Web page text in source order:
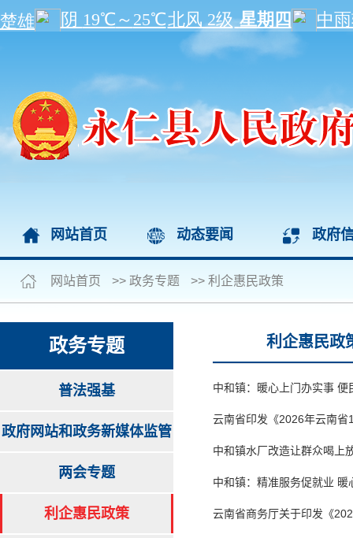
网站首页 动态要闻 政府
网站首页 >> 政务专题 >> 利企惠民政策
政务专题
普法强基
政府网站和政务新媒体监管
两会专题
利企惠民政策
利企惠民政
中和镇：暖心上门办实事 便
云南省印发《2026年云南省
中和镇水厂改造让群众喝上
中和镇：精准服务促就业 暖
云南省商务厅关于印发《